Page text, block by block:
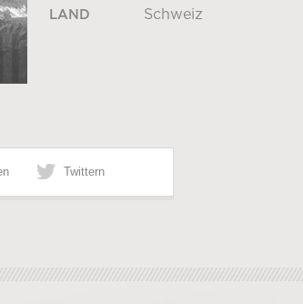
LAND Schweiz
Twittern